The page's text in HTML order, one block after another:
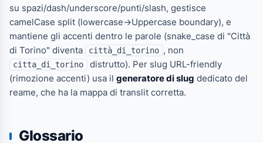
su spazi/dash/underscore/punti/slash, gestisce
camelCase split (lowercase->Uppercase boundary), e
mantiene gli accenti dentro le parole (snake_case di "Città
di Torino" diventa
città_di_torino , non
citta_di_torino
distrutto). Per slug URL-friendly
(rimozione accenti) usa il generatore di slug dedicato del
reame, che ha la mappa di translit corretta.
Glossario